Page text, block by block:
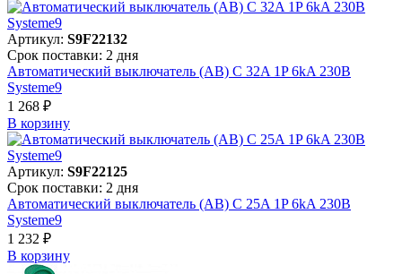
Артикул: S9F22132
Срок поставки: 2 дня
Автоматический выключатель (АВ) C 32A 1P 6kA 230В
Systeme9
1 268 ₽
В корзинy
Артикул: S9F22125
Срок поставки: 2 дня
Автоматический выключатель (АВ) C 25A 1P 6kA 230В
Systeme9
1 232 ₽
В корзинy